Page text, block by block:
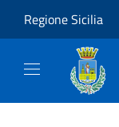
Regione Sicilia